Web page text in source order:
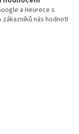
a Heurece s
nás hodnotí